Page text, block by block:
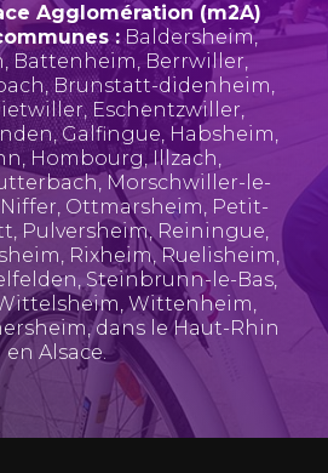
Agglomération (m2A)
: Baldersheim,
, Battenheim, Berrwiller,
,Brunstatt-didenheim,
, Eschentzwiller,
,Galfingue, Habsheim,
, Hombourg,Illzach,
, Morschwiller-le-
Niffer, Ottmarsheim, Petit-
, Pulversheim, Reiningue,
, Rixheim,Ruelisheim,
, Steinbrunn-le-Bas,
,Wittenheim,
, dans le Haut-Rhin
en Alsace.